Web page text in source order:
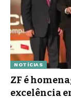
NOTÍCIAS
ZF é
excelência